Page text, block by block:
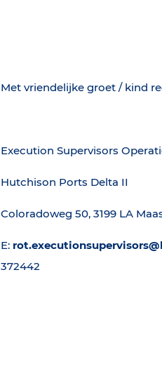
Met vriendelijke groet / kind
Execution Supervisors
Hutchison Ports Delta II
Coloradoweg 50, 3199 LA
E:
372442